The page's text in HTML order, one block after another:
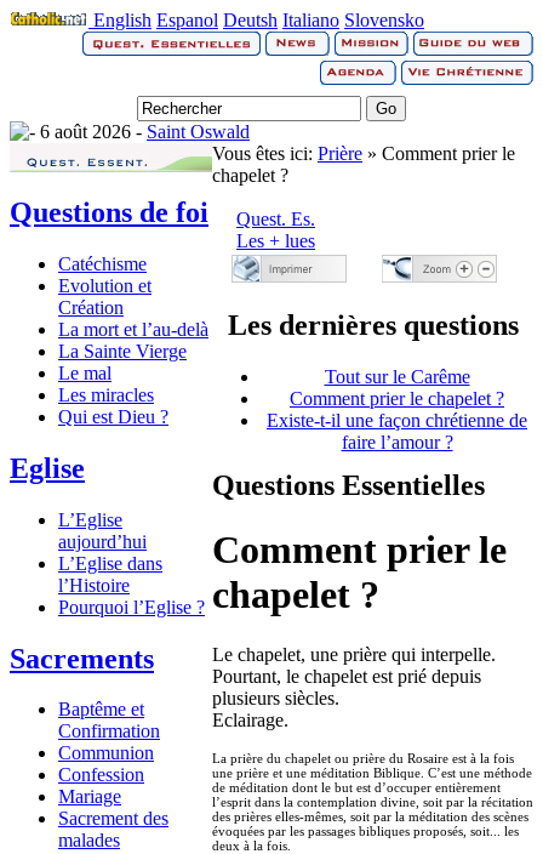
English Espanol Deutsh Italiano Slovensko
6 août 2026 - Saint Oswald
Questions de foi
Catéchisme
Evolution et
Création
La mort et l’au-delà
La Sainte Vierge
Le mal
Les miracles
Qui est Dieu ?
Eglise
L’Eglise
aujourd’hui
L’Eglise dans
l’Histoire
Pourquoi l’Eglise ?
Sacrements
Baptême et
Confirmation
Communion
Confession
Mariage
Sacrement des
malades
Vous êtes ici: Prière » Comment prier le
chapelet ?
Quest. Es.
Les + lues
Les dernières questions
Tout sur le Carême
Comment prier le chapelet ?
Existe-t-il une façon chrétienne de
faire l’amour ?
Questions Essentielles
Comment prier le
chapelet ?
Le chapelet, une prière qui interpelle.
Pourtant, le chapelet est prié depuis
plusieurs siècles.
Eclairage.
La prière du chapelet ou prière du Rosaire est à la fois
une prière et une méditation Biblique. C’est une méthode
de méditation dont le but est d’occuper entièrement
l’esprit dans la contemplation divine, soit par la récitation
des prières elles-mêmes, soit par la méditation des scènes
évoquées par les passages bibliques proposés, soit... les
deux à la fois.